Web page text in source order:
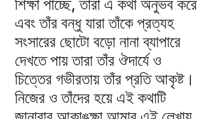
শিক্ষা পাচ্ছে, তারা এ কথা অনুভব করে
এবং তাঁর বন্ধু যারা তাঁকে প্রত্যহ
সংসারের ছোটো বড়ো নানা ব্যাপারে
দেখতে পায় তারা তাঁর ঔদার্যে ও
চিত্তের গভীরতায় তাঁর প্রতি আকৃষ্ট।
নিজের ও তাঁদের হয়ে এই কথাটি